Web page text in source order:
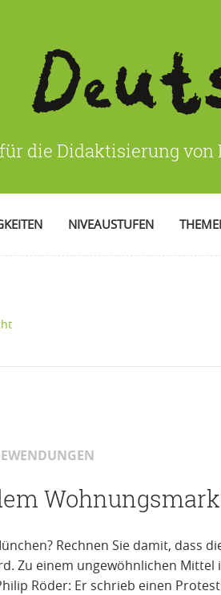
die Didaktisierung
NIVEAUSTUFEN
Rechnen Sie damit, dass
Zu einem ungewöhnlichen Mittel
Röder: Er schrieb einen